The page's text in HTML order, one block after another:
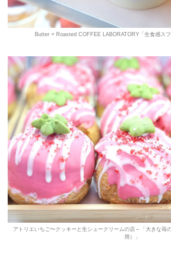
Butter × Roasted COFFEE LABORATORY「生食感スフ
アトリエいちご〜クッキーと生シュークリームの店～「大きな苺
用）」